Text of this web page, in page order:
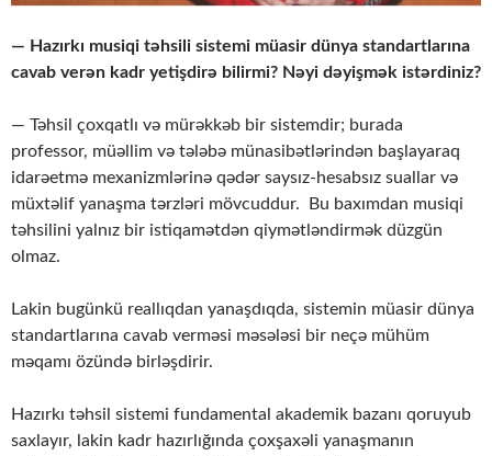
— Hazırkı musiqi təhsili sistemi müasir dünya standartlarına
cavab verən kadr yetişdirə bilirmi? Nəyi dəyişmək istərdiniz?
— Təhsil çoxqatlı və mürəkkəb bir sistemdir; burada
professor, müəllim və tələbə münasibətlərindən başlayaraq
idarəetmə mexanizmlərinə qədər saysız-hesabsız suallar və
müxtəlif yanaşma tərzləri mövcuddur. Bu baxımdan musiqi
təhsilini yalnız bir istiqamətdən qiymətləndirmək düzgün
olmaz.
Lakin bugünkü reallıqdan yanaşdıqda, sistemin müasir dünya
standartlarına cavab verməsi məsələsi bir neçə mühüm
məqamı özündə birləşdirir.
Hazırkı təhsil sistemi fundamental akademik bazanı qoruyub
saxlayır, lakin kadr hazırlığında çoxşaxəli yanaşmanın